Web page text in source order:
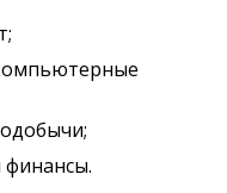
финансы.